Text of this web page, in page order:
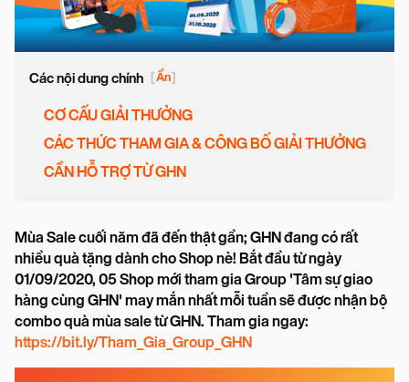
Các nội dung chính [Ẩn]
CƠ CẤU GIẢI THƯỞNG
CÁC THỨC THAM GIA & CÔNG BỐ GIẢI THƯỞNG
CẦN HỖ TRỢ TỪ GHN
Mùa Sale cuối năm đã đến thật gần; GHN đang có rất
nhiều quà tặng dành cho Shop nè! Bắt đầu từ ngày
01/09/2020, 05 Shop mới tham gia Group 'Tâm sự giao
hàng cùng GHN' may mắn nhất mỗi tuần sẽ được nhận bộ
combo quà mùa sale từ GHN. Tham gia ngay:
https://bit.ly/Tham_Gia_Group_GHN